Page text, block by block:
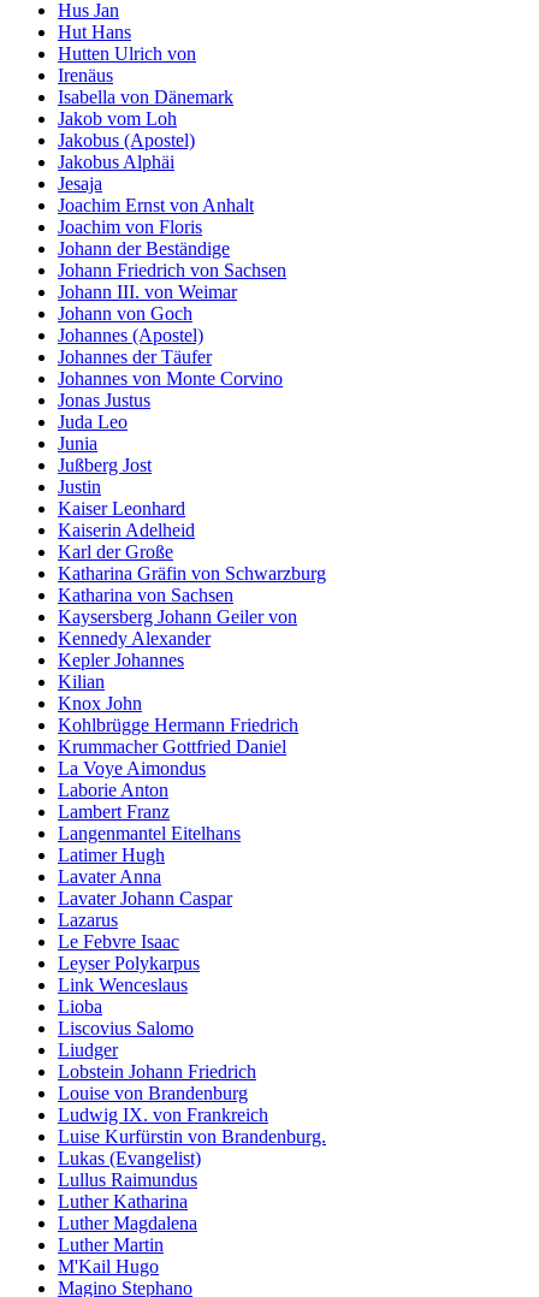
Hus Jan
Hut Hans
Hutten Ulrich von
Irenäus
Isabella von Dänemark
Jakob vom Loh
Jakobus (Apostel)
Jakobus Alphäi
Jesaja
Joachim Ernst von Anhalt
Joachim von Floris
Johann der Beständige
Johann Friedrich von Sachsen
Johann III. von Weimar
Johann von Goch
Johannes (Apostel)
Johannes der Täufer
Johannes von Monte Corvino
Jonas Justus
Juda Leo
Junia
Jußberg Jost
Justin
Kaiser Leonhard
Kaiserin Adelheid
Karl der Große
Katharina Gräfin von Schwarzburg
Katharina von Sachsen
Kaysersberg Johann Geiler von
Kennedy Alexander
Kepler Johannes
Kilian
Knox John
Kohlbrügge Hermann Friedrich
Krummacher Gottfried Daniel
La Voye Aimondus
Laborie Anton
Lambert Franz
Langenmantel Eitelhans
Latimer Hugh
Lavater Anna
Lavater Johann Caspar
Lazarus
Le Febvre Isaac
Leyser Polykarpus
Link Wenceslaus
Lioba
Liscovius Salomo
Liudger
Lobstein Johann Friedrich
Louise von Brandenburg
Ludwig IX. von Frankreich
Luise Kurfürstin von Brandenburg.
Lukas (Evangelist)
Lullus Raimundus
Luther Katharina
Luther Magdalena
Luther Martin
M'Kail Hugo
Magino Stephano